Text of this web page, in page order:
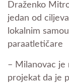
Draženko
jedan od
lokalnim
paraatletičare
– Milanovac je
projekat da je